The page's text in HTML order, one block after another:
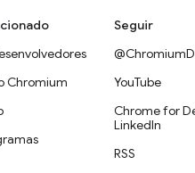
Chromium
Seguir
YouTube
Chrome for
LinkedIn
RSS